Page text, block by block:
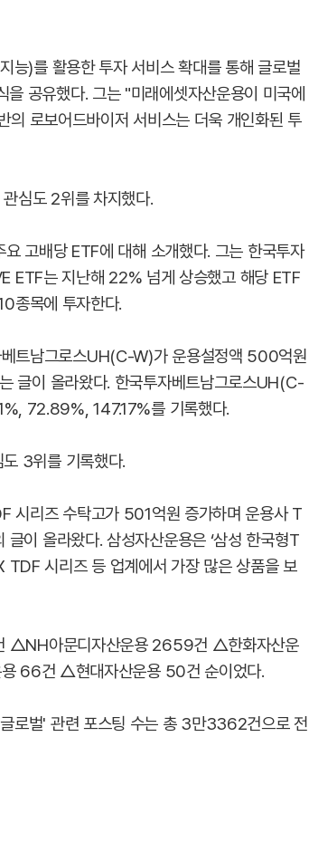
능)를 활용한 투자 서비스 확대를 통해 글로벌
공유했다. 그는 "미래에셋자산운용이 미국에
로보어드바이저 서비스는 더욱 개인화된 투
심도 2위를 차지했다.
고배당 ETF에 대해 소개했다. 그는 한국투자
ETF는 지난해 22% 넘게 상승했고 해당 ETF
종목에 투자한다.
트남그로스UH(C-W)가 운용설정액 500억원
글이 올라왔다. 한국투자베트남그로스UH(C-
72.89%, 147.17%를 기록했다.
3위를 기록했다.
시리즈 수탁고가 501억원 증가하며 운용사 T
이 올라왔다. 삼성자산운용은 ‘삼성 한국형T
TDF 시리즈 등 업계에서 가장 많은 상품을 보
아문디자산운용 2659건 △한화자산운
66건 △현대자산운용 50건 순이었다.
로벌' 관련 포스팅 수는 총 3만3362건으로 전